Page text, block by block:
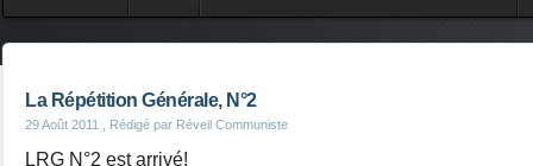
La Répétition Générale, N°2
29 Août 2011 , Rédigé par Réveil Communiste
LRG N°2 est arrivé!